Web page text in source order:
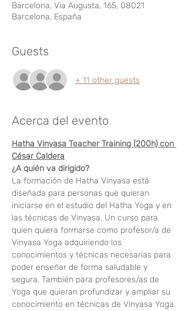
Barcelona, Via Augusta, 165, 08021
Barcelona, España
Guests
+ 11 other guests
Acerca del evento
Hatha Vinyasa Teacher Training (200h) con
César Caldera
¿A quién va dirigido?
La formación de Hatha Vinyasa está
diseñada para personas que quieran
iniciarse en el estudio del Hatha Yoga y en
las técnicas de Vinyasa. Un curso para
quien quiera formarse como profesor/a de
Vinyasa Yoga adquiriendo los
conocimientos y técnicas necesarias para
poder enseñar de forma saludable y
segura. También para profesores/as de
Yoga que quieran profundizar y ampliar su
conocimiento en técnicas de Vinyasa Yoga.